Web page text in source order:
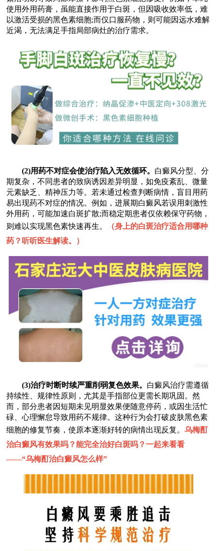
使用外用药膏，虽能直接作用于白斑，但因吸收效率低，难
以激活受损的黑色素细胞;而仅口服药物，则可能因远水难解
近渴，无法满足手指局部病灶的治疗需求。
(2)用药不对症会使治疗陷入无效循环。 白癜风分型、分
期复杂，不同患者的致病诱因差异明显，如免疫紊乱、微量
元素缺乏、精神压力等。若未通过检查判断病情，盲目用药
易出现药不对症的情况。例如，进展期白癜风若误用刺激性
外用药，可能加速白斑扩散;而稳定期患者仅依赖保守药物，
则难以实现黑色素快速再生。
（身上的白斑治疗适合用哪种
药？听听医生解读。 ）
(3)治疗时断时续严重削弱复色效果。 白癜风治疗需遵循
持续性、规律性原则，尤其是手指部位更需长期巩固。然
而，部分患者因短期未见明显效果便随意停药，或因生活忙
碌、心理懈怠导致用药不规律。这种行为会打破皮肤黑色素
细胞的修复节奏，使原本逐渐好转的病情出现反复。乌梅酊
治白癜风有效果吗？能完全治好白斑吗？一起来看看
——“乌梅酊治白癜风怎么样”